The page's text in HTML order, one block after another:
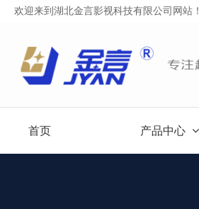
欢迎来到湖北金言影视科技有限公司网站！
首页 产品中心